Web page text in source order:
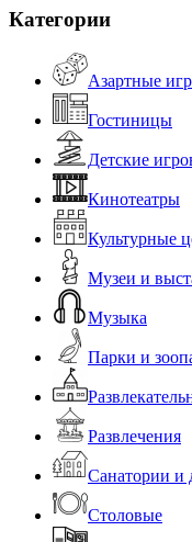
Категории
Азартные
Гостиницы
Детские
Кинотеатры
Культурные
Музеи и
Музыка
Парки и
Развлечения
Санатории и
Столовые